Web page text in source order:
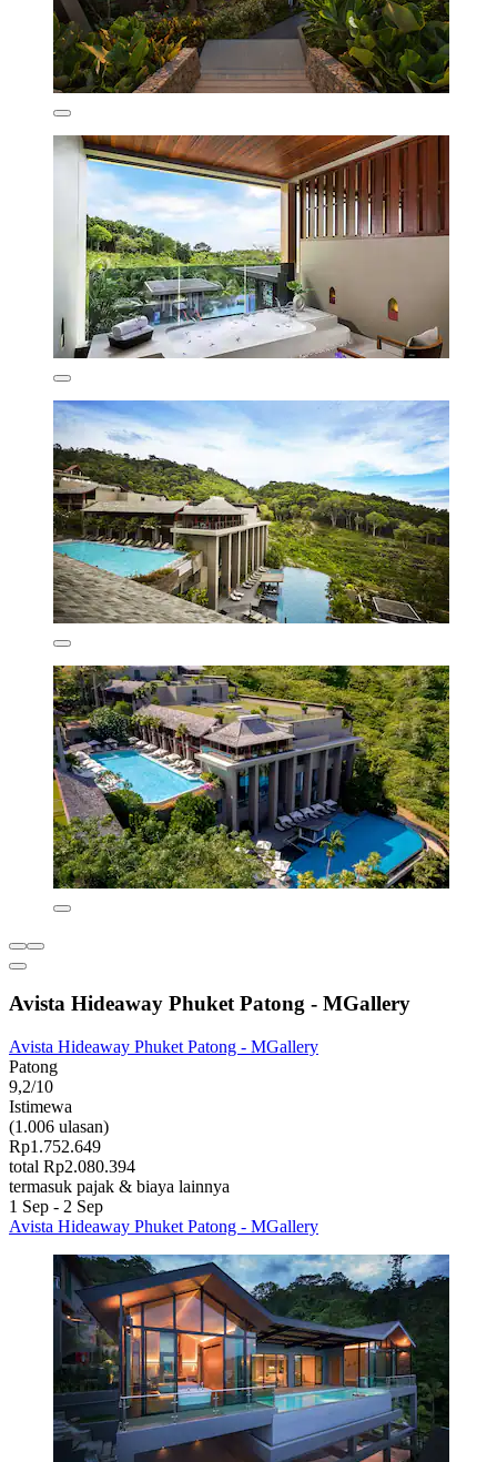
Avista Hideaway Phuket Patong - MGallery
Avista Hideaway Phuket Patong - MGallery
Patong
9,2/10
Istimewa
(1.006 ulasan)
Rp1.752.649
total Rp2.080.394
termasuk pajak & biaya lainnya
1 Sep - 2 Sep
Avista Hideaway Phuket Patong - MGallery